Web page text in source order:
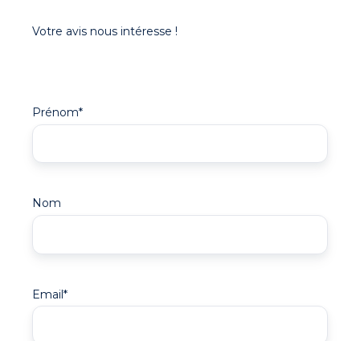
Votre avis nous intéresse !
Prénom*
Nom
Email*